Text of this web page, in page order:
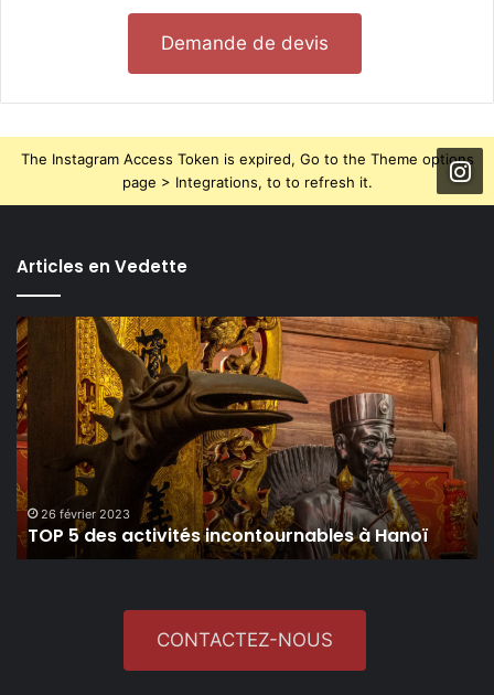
Demande de devis
The Instagram Access Token is expired, Go to the Theme options
page > Integrations, to to refresh it.
Articles en Vedette
TOP
5
des
activités
incontournables
à
26 février 2023
TOP 5 des activités incontournables à Hanoï
CONTACTEZ-NOUS